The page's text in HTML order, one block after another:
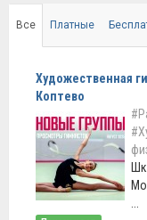
Все Платные
Художественная
Коптево